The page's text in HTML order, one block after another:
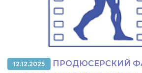
12.12.2025
ПРОДЮСЕРСКИЙ